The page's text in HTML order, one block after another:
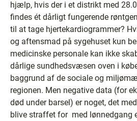
hjælp, hvis der i et distrikt med
findes ét dårligt fungerende
til at tage hjertekardiogrammer?
og aftensmad på sygehuset kun
medicinske personale kan ikke
dårlige sundhedsvæsen oven i
baggrund af de sociale og
regionen. Men negative data (for
død under barsel) er noget, det
blive straffet for ­ med lønnedgang